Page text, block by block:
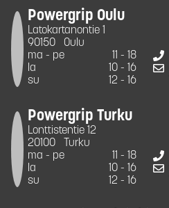
Powergrip Oulu
Latokartanontie 1
90150
Oulu
ma - pe
11 - 18
la
10 - 16
su
12 - 16
Powergrip Turku
Lonttistentie 12
20100
Turku
ma - pe
11 - 18
la
10 - 16
su
12 - 16